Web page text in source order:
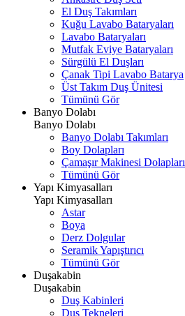
El Duş Takımları
Kuğu Lavabo Bataryaları
Lavabo Bataryaları
Mutfak Eviye Bataryaları
Sürgülü El Duşları
Çanak Tipi Lavabo Batarya
Üst Takım Duş Ünitesi
Tümünü Gör
Banyo Dolabı
Banyo Dolabı
Banyo Dolabı Takımları
Boy Dolapları
Çamaşır Makinesi Dolapları
Tümünü Gör
Yapı Kimyasalları
Yapı Kimyasalları
Astar
Boya
Derz Dolgular
Seramik Yapıştırıcı
Tümünü Gör
Duşakabin
Duşakabin
Duş Kabinleri
Duş Tekneleri